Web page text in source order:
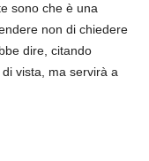
sono che è una
non di chiedere
dire, citando
vista, ma servirà a